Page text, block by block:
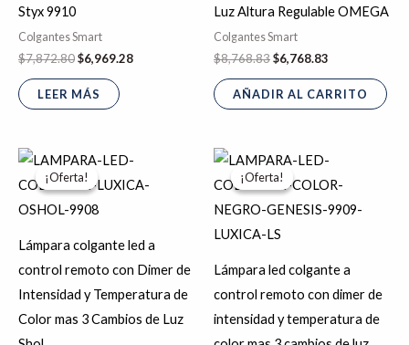
Styx 9910
Colgantes Smart
$7,872.80$6,969.28
LEER MÁS
Luz Altura Regulable OMEGA
Colgantes Smart
$8,768.83$6,768.83
AÑADIR AL CARRITO
¡Oferta!
¡Oferta!
Lámpara colgante led a
control remoto con Dimer de
Intensidad y Temperatura de
Color mas 3 Cambios de Luz
El
precio
original
era:
$8,375.36.
actual
¡Oferta!
¡Oferta!
Lámpara led colgante a
control remoto con dimer de
intensidad y temperatura de
El
precio
original
era:
$8,620.35.
actual
es:
$6,620.35.